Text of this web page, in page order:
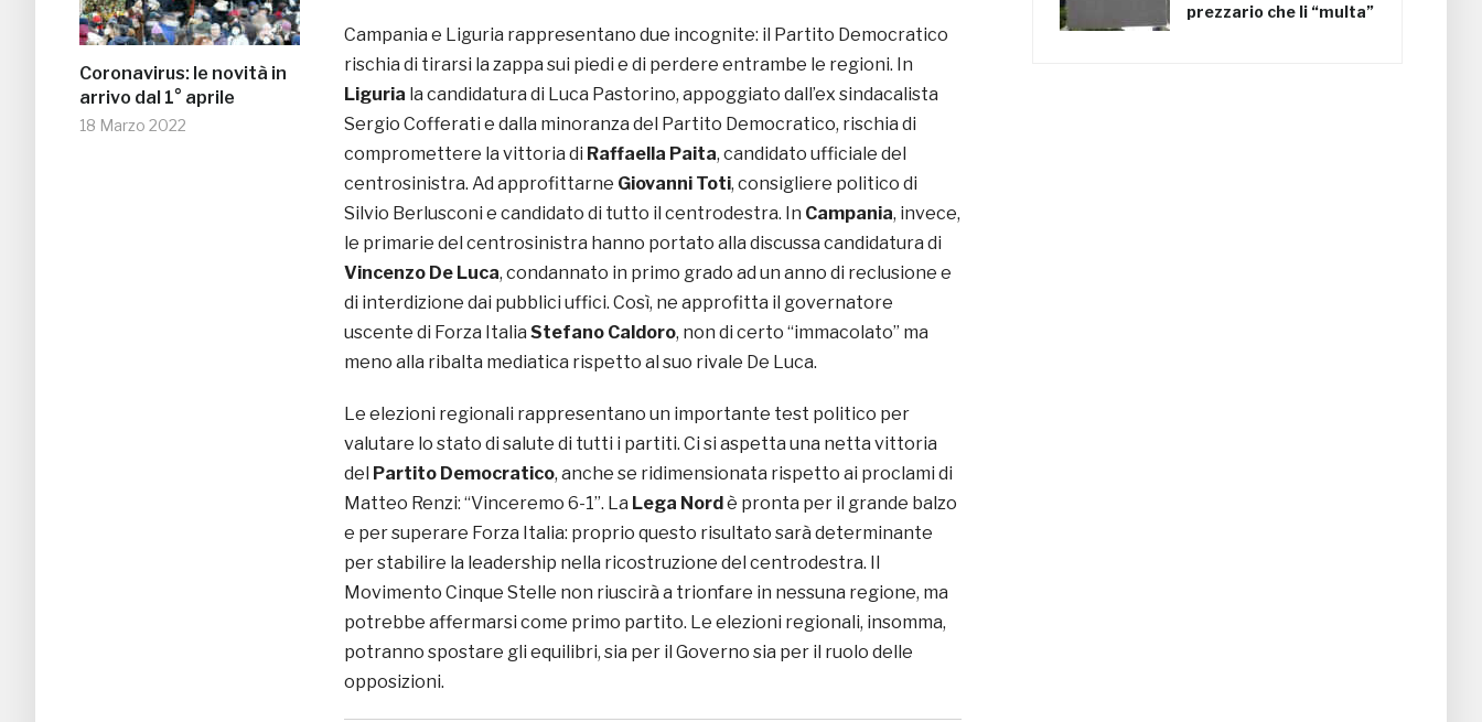
Coronavirus: le novità in
arrivo dal 1° aprile
18 Marzo 2022
Campania e Liguria rappresentano due incognite: il Partito Democratico
rischia di tirarsi la zappa sui piedi e di perdere entrambe le regioni. In
Liguria la candidatura di Luca Pastorino, appoggiato dall’ex sindacalista
Sergio Cofferati e dalla minoranza del Partito Democratico, rischia di
compromettere la vittoria di Raffaella Paita, candidato ufficiale del
centrosinistra. Ad approfittarne Giovanni Toti, consigliere politico di
Silvio Berlusconi e candidato di tutto il centrodestra. In Campania, invece,
le primarie del centrosinistra hanno portato alla discussa candidatura di
Vincenzo De Luca, condannato in primo grado ad un anno di reclusione e
di interdizione dai pubblici uffici. Così, ne approfitta il governatore
uscente di Forza Italia Stefano Caldoro, non di certo “immacolato” ma
meno alla ribalta mediatica rispetto al suo rivale De Luca.
Le elezioni regionali rappresentano un importante test politico per
valutare lo stato di salute di tutti i partiti. Ci si aspetta una netta vittoria
del Partito Democratico, anche se ridimensionata rispetto ai proclami di
Matteo Renzi: “Vinceremo 6-1”. La Lega Nordè pronta per il grande balzo
e per superare Forza Italia: proprio questo risultato sarà determinante
per stabilire la leadership nella ricostruzione del centrodestra. Il
Movimento Cinque Stelle non riuscirà a trionfare in nessuna regione, ma
potrebbe affermarsi come primo partito. Le elezioni regionali, insomma,
potranno spostare gli equilibri, sia per il Governo sia per il ruolo delle
opposizioni.
prezzario che li “multa”